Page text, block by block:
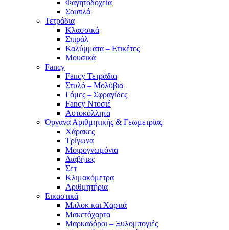
Φαγητοδοχεία
Σουπλά
Τετράδια
Κλασσικά
Σπιράλ
Καλύμματα – Ετικέτες
Μουσικά
Fancy
Fancy Τετράδια
Στυλό – Μολύβια
Γόμες – Σφραγίδες
Fancy Ντοσιέ
Αυτοκόλλητα
Όργανα Αριθμητικής & Γεωμετρίας
Χάρακες
Τρίγωνα
Mοιρογνωμόνια
Διαβήτες
Σετ
Κλιμακόμετρα
Αριθμητήρια
Εικαστικά
Μπλοκ και Χαρτιά
Μακετόχαρτα
Μαρκαδόροι – Ξυλομπογιές